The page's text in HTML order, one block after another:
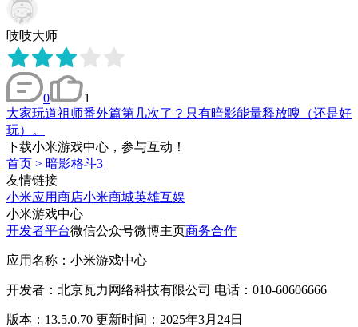
吱吱大师
0
1
大家玩道祖师番外篇第几次了？只有暗影能量释放嗖（还是好
玩）。
下载小米游戏中心，参与互动！
首页 > 暗影格斗3
友情链接
小米应用商店小米商城英雄互娱
小米游戏中心
开发者平台微信公众号微博主页商务合作
应用名称：小米游戏中心
开发者：北京瓦力网络科技有限公司 电话：010-60606666
版本：13.5.0.70 更新时间：2025年3月24日